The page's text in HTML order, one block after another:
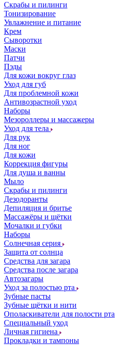
Скрабы и пилинги
Тонизирование
Увлажнение и питание
Крем
Сыворотки
Маски
Патчи
Пэды
Для кожи вокруг глаз
Уход для губ
Для проблемной кожи
Антивозрастной уход
Наборы
Мезороллеры и массажеры
Уход для тела
Для рук
Для ног
Для кожи
Коррекция фигуры
Для душа и ванны
Мыло
Скрабы и пилинги
Дезодоранты
Депиляция и бритье
Массажёры и щётки
Мочалки и губки
Наборы
Солнечная серия
Защита от солнца
Средства для загара
Средства после загара
Автозагары
Уход за полостью рта
Зубные пасты
Зубные щётки и нити
Ополаскиватели для полости рта
Специальный уход
Личная гигиена
Прокладки и тампоны